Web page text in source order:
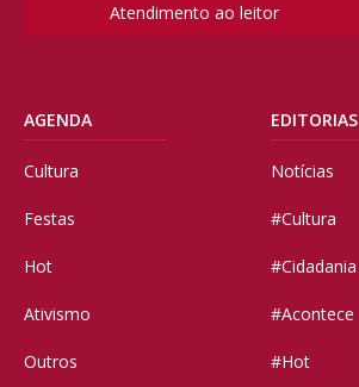
Atendimento ao leitor
AGENDA
Cultura
Festas
Hot
Ativismo
Outros
EDITORIAS
Notícias
#Cultura
#Cidadania
#Acontece
#Hot